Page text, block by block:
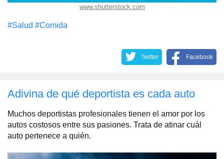
www.shutterstock.com
#Salud #Comida
Twitter Facebook
Adivina de qué deportista es cada auto
Muchos deportistas profesionales tienen el amor por los
autos costosos entre sus pasiones. Trata de atinar cuál
auto pertenece a quién.